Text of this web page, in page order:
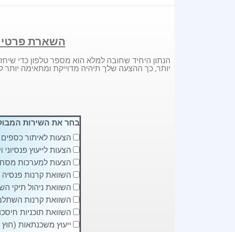
השארת
הנתון היחיד שחובה למלא הוא מספר טלפון כדי
יותר, כך ההצעה שלך תיהיה מדוייקת ומתאימה יותר
בחר את השירות
הצעות לאיתור
הצעות לייעוץ פנסיוני
הצעות למערכות
השוואת קרנות פנסיה
השוואת ניהול תיקי
השוואת קרנות
השוואת תוכניות
ייעוץ משכנתאות (חוץ